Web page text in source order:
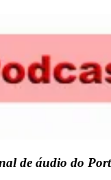
de áudio do